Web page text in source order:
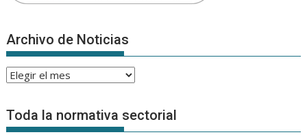
Archivo de Noticias
Archivo
Noticias
Toda la normativa sectorial